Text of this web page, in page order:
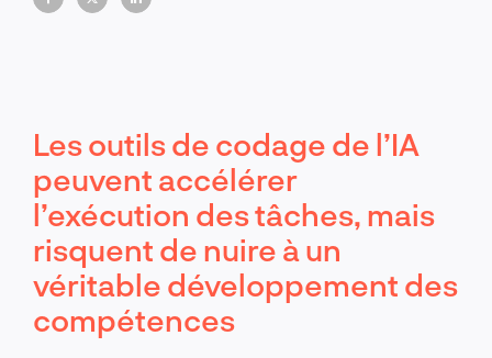
où l'apprentissage suit le rythme de la production.
Les outils de codage de l’IA
peuvent accélérer
l’exécution des tâches, mais
risquent de nuire à un
véritable développement des
compétences